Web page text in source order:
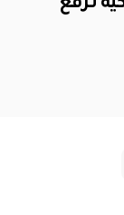
ترفع